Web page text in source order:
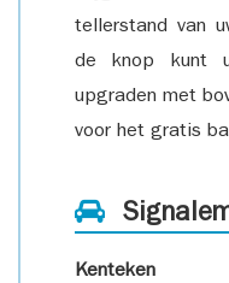
tellerstand van
de knop kunt
upgraden met
voor het gratis
Kenteken